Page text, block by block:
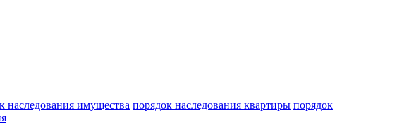
наследования имущества порядок наследования квартиры порядок